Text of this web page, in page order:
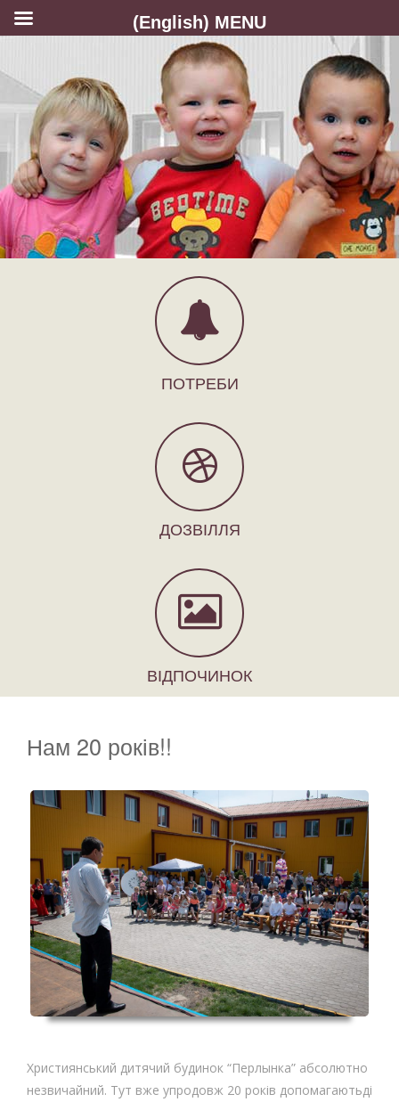
ПОТРЕБИ
ДОЗВІЛЛЯ
ВІДПОЧИНОК
Нам 20 років!!
Християнський дитячий будинок “Перлынка” абсолютно
незвичайний. Тут вже упродовж 20 років допомагаютьді
(English) MENU